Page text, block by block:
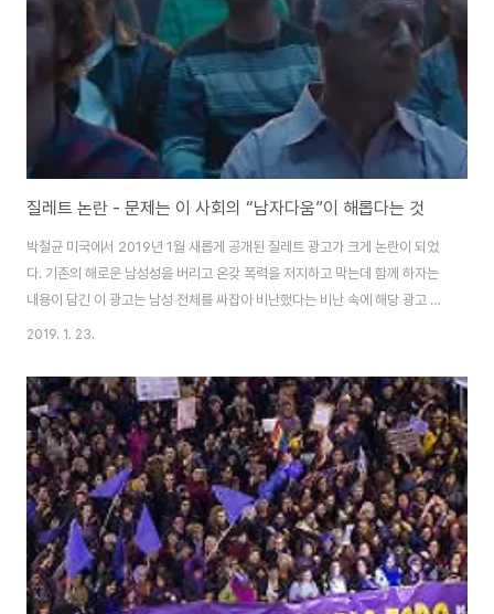
질레트 논란 - 문제는 이 사회의 “남자다움”이 해롭다는 것
박철균 미국에서 2019년 1월 새롭게 공개된 질레트 광고가 크게 논란이 되었
다. 기존의 해로운 남성성을 버리고 온갖 폭력을 저지하고 막는데 함께 하자는
내용이 담긴 이 광고는 남성 전체를 싸잡아 비난했다는 비난 속에 해당 광고 유
튜브 동영상엔 싫어요가 120만개가 달렸고, 질레트 불매운동이 일어났다. 방
적으로 조롱하기도 했다. 미국에서 일어난 이 소동을 통해 나는 다시금 세상을
돌아 보게 된다. 남성다움이 무엇인지, 그리고 폭력이란 무엇인지... 30여년을
살아오면서 남자다움이란 무엇인지 그것이 언제나 최고인지 생각해 보았다. 내
가 보았던 남자다운 사람으로 표준형화된 사람들은 결코 애니메이션에 나오는
정의로운 남자 주인공의 모습이..
2019. 1. 23.